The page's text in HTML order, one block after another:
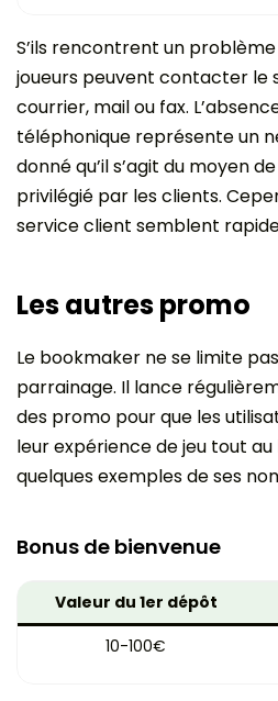
S’ils rencontrent un
joueurs peuvent contacter le
courrier, mail ou fax.
téléphonique représente un
donné qu’il s’agit du moyen
privilégié par les clients.
service client semblent
Les autres promo
Le bookmaker ne se limite
parrainage. Il lance
des promo pour que les
leur expérience de jeu tout au
quelques exemples de ses
Bonus de bienvenue
Valeur du 1er dépôt
10-100€